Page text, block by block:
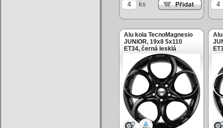
ks
Alu kola TecnoMagnesio
JUNIOR, 19x8 5x110
ET34, černá lesklá